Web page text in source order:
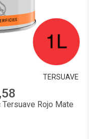
TERSUAVE
Rojo Mate